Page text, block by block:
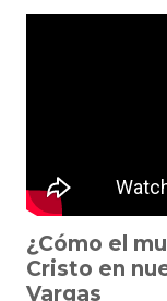
¿Cómo el
Cristo en
Vargas